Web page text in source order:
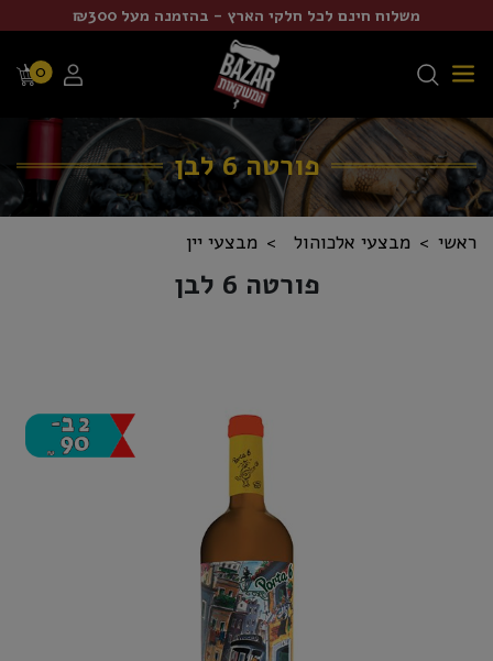
משלוח חינם לכל חלקי הארץ - בהזמנה מעל ₪300
0
פורטה 6 לבן
ראשי מבצעי אלכוהול מבצעי יין
פורטה 6 לבן